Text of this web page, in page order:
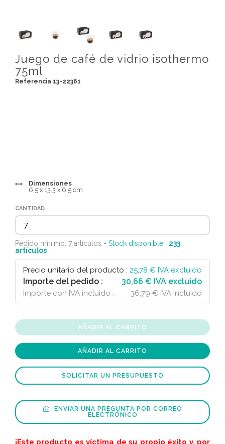
Juego de café de vidrio isothermo
75ml
Referencia 13-22361
Dimensiones
6.5 x 13.3 x 6.5 cm
CANTIDAD
Pedido mínimo: 7 artículos - Stock disponible : 233
artículos
Precio unitario del producto : 25,78 € IVA excluido
Importe del pedido : 30,66 € IVA excluido
Importe con IVA incluido : 36,79 € IVA incluido
AÑADIR AL CARRITO
AÑADIR AL CARRITO
SOLICITAR UN PRESUPUESTO
ENVIAR UNA PREGUNTA POR CORREO
ELECTRÓNICO
¡Este producto es víctima de su propio éxito y, por